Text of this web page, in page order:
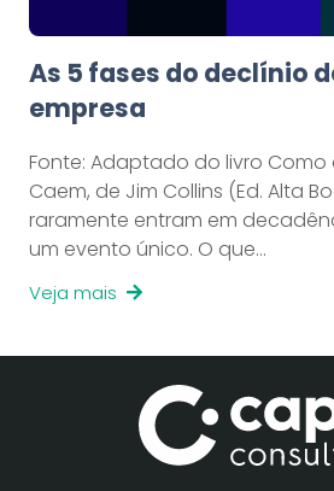
As 5 fases do declínio
empresa
Fonte: Adaptado do livro Como
Caem, de Jim Collins (Ed. Alta
raramente entram em
um evento único. O que…
Veja mais